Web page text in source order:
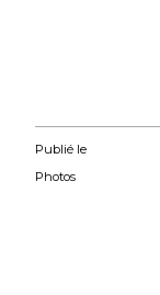
Publié le
Photos